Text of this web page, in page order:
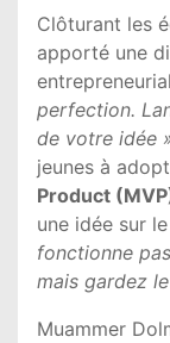
Clôturant les
apporté une
perfection.
de votre idée
jeunes à
Product
une idée sur
fonctionne
mais gardez
Muammer